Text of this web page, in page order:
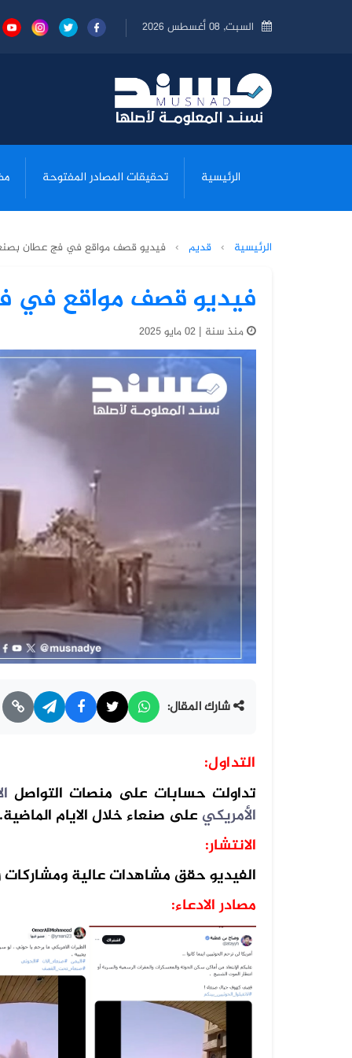
السبت, 08 أغسطس 2026
الرئيسية تحقيقات المصادر المفتوحة
الرئيسية › قديم › فيديو قصف مواقع في فج عطان
فيديو قصف مواقع في
منذ سنة | 02 مايو 2025
شارك المقال:
التداول:
تداولت حسابات على منصات التواصل
الأمريكي على صنعاء خلال الايام
الانتشار:
الفيديو حقق مشاهدات عالية
مصادرالادعاء: